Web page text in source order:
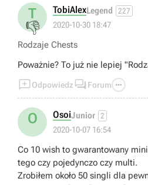
T
👎
TobiAlexLegend 227
2020-10-30 18:47
Rodzaje Chests
Poważnie? To już nie lepiej
Odpowiedz  Forum 
O OsoiJunior 2
2020-10-07 16:54
Co 10 wish to gwarantowany
tego czy pojedynczo czy multi.
Zrobiłem około 50 singli dla